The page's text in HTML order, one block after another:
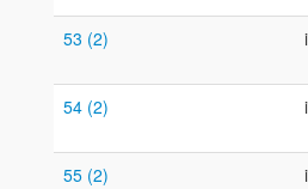
53 (2)
54 (2)
55 (2)